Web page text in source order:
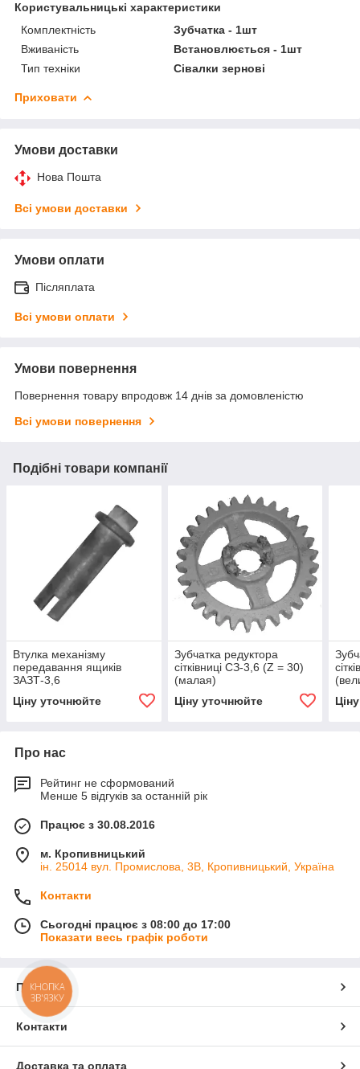
Користувальницькі характеристики
Комплектність
Зубчатка - 1шт
Вживаність
Встановлюється - 1шт
Тип техніки
Сівалки зернові
Приховати
Умови доставки
Нова Пошта
Всі умови доставки
Умови оплати
Післяплата
Всі умови оплати
Умови повернення
Повернення товару впродовж 14 днів за домовленістю
Всі умови повернення
Подібні товари компанії
Втулка механізму
передавання ящиків
ЗАЗТ-3,6
Ціну уточнюйте
Зубчатка редуктора
сітківниці СЗ-3,6 (Z = 30)
(малая)
Ціну уточнюйте
Про нас
Рейтинг не сформований
Менше 5 відгуків за останній рік
Працює з 30.08.2016
м. Кропивницький
ін. 25014 вул. Промислова, 3В, Кропивницький, Україна
Контакти
Сьогодні працює з 08:00 до 17:00
Показати весь графік роботи
Про нас
Контакти
Доставка та оплата
КНОПКА
ЗВ'ЯЗКУ